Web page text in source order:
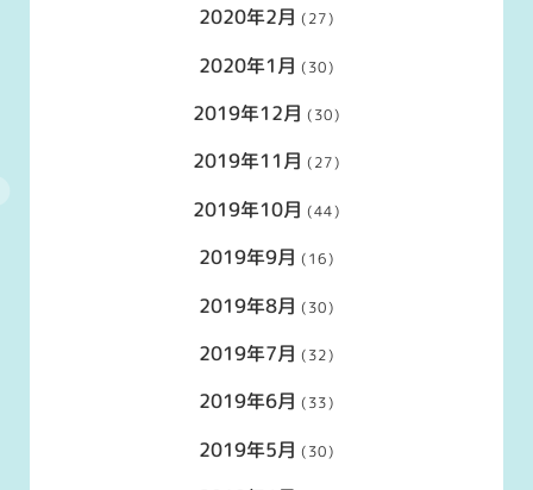
2020年2月 (27)
2020年1月 (30)
2019年12月 (30)
2019年11月 (27)
2019年10月 (44)
2019年9月 (16)
2019年8月 (30)
2019年7月 (32)
2019年6月 (33)
2019年5月 (30)